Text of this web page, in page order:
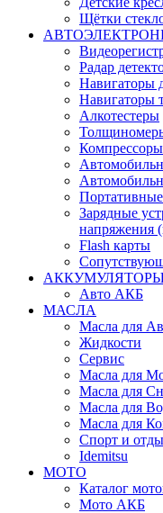
Щётки
Радар
Навигаторы
Навигаторы
Алкотестеры
Компрессоры
Зарядные
напряжения
Flash карты
Авто АКБ
МАСЛА
Масла для
Жидкости
Сервис
Масла для
Масла для
Масла для
Масла для
Спорт и
Idemitsu
МОТО
Каталог
Мото АКБ